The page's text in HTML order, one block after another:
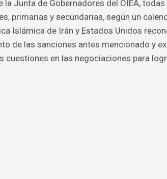
la Junta de Gobernadores del OIEA,
primarias y secundarias, según un
Islámica de Irán y Estados Unidos
de las sanciones antes mencionado y
cuestiones en las negociaciones para